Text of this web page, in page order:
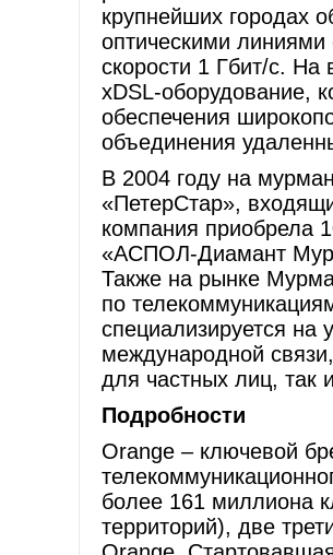
крупнейших городах
оптическими линиями
скорости 1 Гбит/с. На
xDSL-оборудование,
обеспечения
объединения
В 2004 году на
«ПетерСтар»,
компания приобрела
«АСПОЛ-Диамант
Также на рынке
по
специализируется на
международной
для частных лиц, так
Подробности
Orange – ключевой
более 161 миллиона
территорий), две